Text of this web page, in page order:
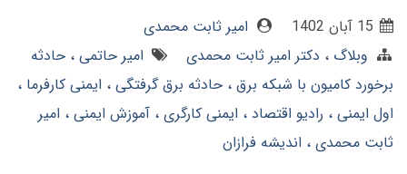
امیر ثابت محمدی
وبلاگ
دکتر امیر ثابت محمدی امیر حاتمی حادثه
برخورد کامیون با شبکه برق حادثه برق گرفتگی
ایمنی کارفرما
اول ایمنی
رادیو اقتصاد ایمنی کارگری آموزش ایمنی
امیر
ثابت محمدی
اندیشه فرازان